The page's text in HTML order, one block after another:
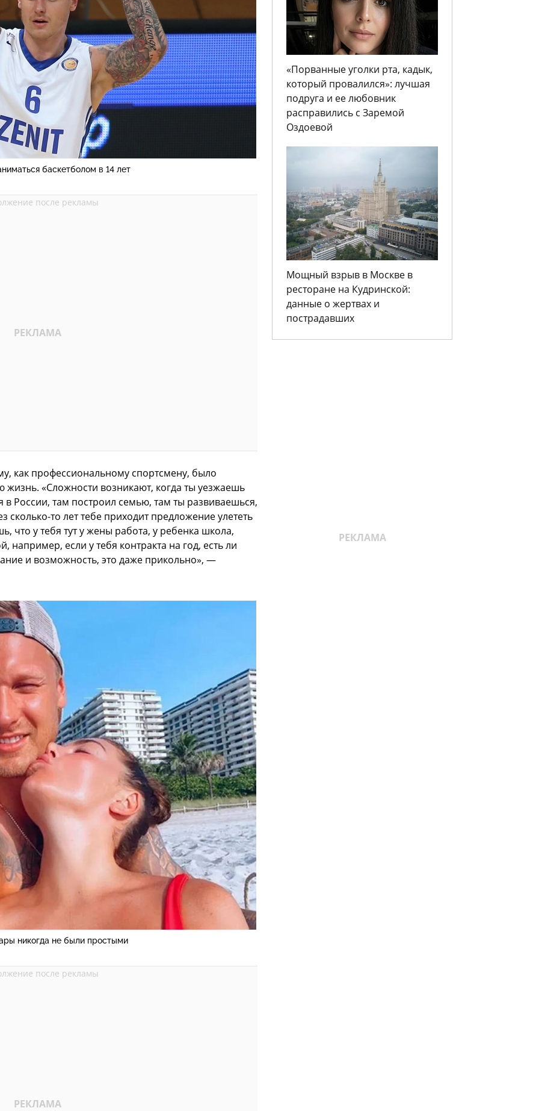
баскетболом в 14 лет
как профессиональному спортсмену, было
жизнь. «Сложности возникают, когда ты уезжаешь
России, там построил семью, там ты развиваешься,
сколько-то лет тебе приходит предложение улететь
что у тебя тут у жены работа, у ребенка школа,
например, если у тебя контракта на год, есть ли
и возможность, это даже прикольно», —
никогда не были простыми
«Порванные уголки рта, кадык,
который провалился»: лучшая
подруга и ее любовник
расправились с Заремой
Оздоевой
Мощный взрыв в Москве в
ресторане на Кудринской:
данные о жертвах и
пострадавших